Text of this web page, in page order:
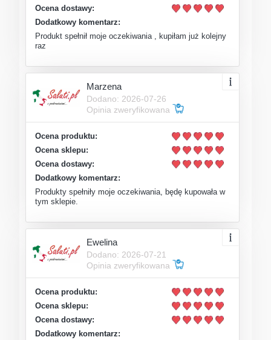
Ocena dostawy:
Dodatkowy komentarz:
Produkt spełnił moje oczekiwania , kupiłam już kolejny
raz
Marzena
Dodano: 2026-07-26
Opinia zweryfikowana
Ocena produktu:
Ocena sklepu:
Ocena dostawy:
Dodatkowy komentarz:
Produkty spełniły moje oczekiwania, będę kupowała w
tym sklepie.
Ewelina
Dodano: 2026-07-21
Opinia zweryfikowana
Ocena produktu:
Ocena sklepu:
Ocena dostawy:
Dodatkowy komentarz: